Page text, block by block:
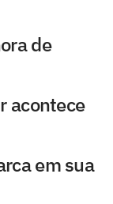
de
acontece
em sua